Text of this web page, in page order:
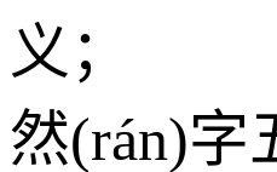
义；
然(rán)字